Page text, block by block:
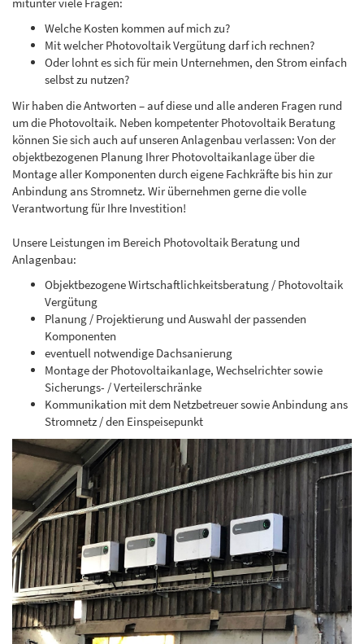
Welche Kosten kommen auf mich zu?
Mit welcher Photovoltaik Vergütung darf ich rechnen?
Oder lohnt es sich für mein Unternehmen, den Strom einfach
selbst zu nutzen?
Wir haben die Antworten – auf diese und alle anderen Fragen rund
um die Photovoltaik. Neben kompetenter Photovoltaik Beratung
können Sie sich auch auf unseren Anlagenbau verlassen: Von der
objektbezogenen Planung Ihrer Photovoltaikanlage über die
Montage aller Komponenten durch eigene Fachkräfte bis hin zur
Anbindung ans Stromnetz. Wir übernehmen gerne die volle
Verantwortung für Ihre Investition!
Unsere Leistungen im Bereich Photovoltaik Beratung und
Anlagenbau:
Objektbezogene Wirtschaftlichkeitsberatung / Photovoltaik
Vergütung
Planung / Projektierung und Auswahl der passenden
Komponenten
eventuell notwendige Dachsanierung
Montage der Photovoltaikanlage, Wechselrichter sowie
Sicherungs- / Verteilerschränke
Kommunikation mit dem Netzbetreuer sowie Anbindung ans
Stromnetz / den Einspeisepunkt